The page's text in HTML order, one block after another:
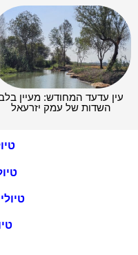
עין עדעד המחודש: מעיין
השדות של עמק יזרעאל